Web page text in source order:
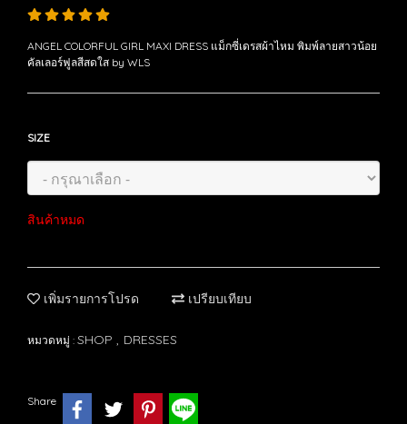
ANGEL COLORFUL GIRL MAXI DRESS แม็กซี่เดรสผ้าไหม พิมพ์ลายสาวน้อย
คัลเลอร์ฟูลสีสดใส by WLS
SIZE
สินค้าหมด
เพิ่มรายการโปรด เปรียบเทียบ
หมวดหมู่ : SHOP , DRESSES
Share